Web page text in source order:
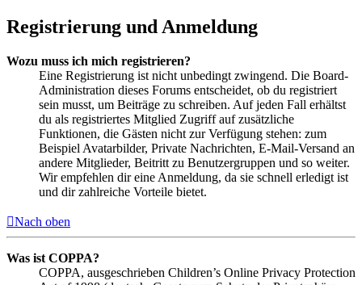
Registrierung und Anmeldung
Wozu muss ich mich registrieren?
Eine Registrierung ist nicht unbedingt zwingend. Die Board-
Administration dieses Forums entscheidet, ob du registriert
sein musst, um Beiträge zu schreiben. Auf jeden Fall erhältst
du als registriertes Mitglied Zugriff auf zusätzliche
Funktionen, die Gästen nicht zur Verfügung stehen: zum
Beispiel Avatarbilder, Private Nachrichten, E-Mail-Versand an
andere Mitglieder, Beitritt zu Benutzergruppen und so weiter.
Wir empfehlen dir eine Anmeldung, da sie schnell erledigt ist
und dir zahlreiche Vorteile bietet.
Nach oben
Was ist COPPA?
COPPA, ausgeschrieben Children’s Online Privacy Protection